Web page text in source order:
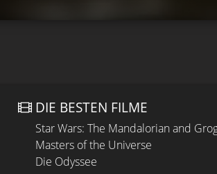
DIE BESTEN FILME
Star Wars: The Mandalorian and
Masters of the Universe
Die Odyssee